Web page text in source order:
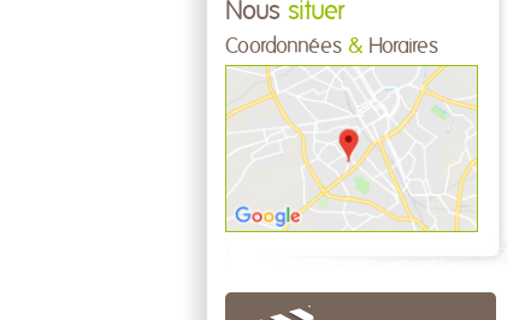
Nous situer
Coordonnées & Horaires